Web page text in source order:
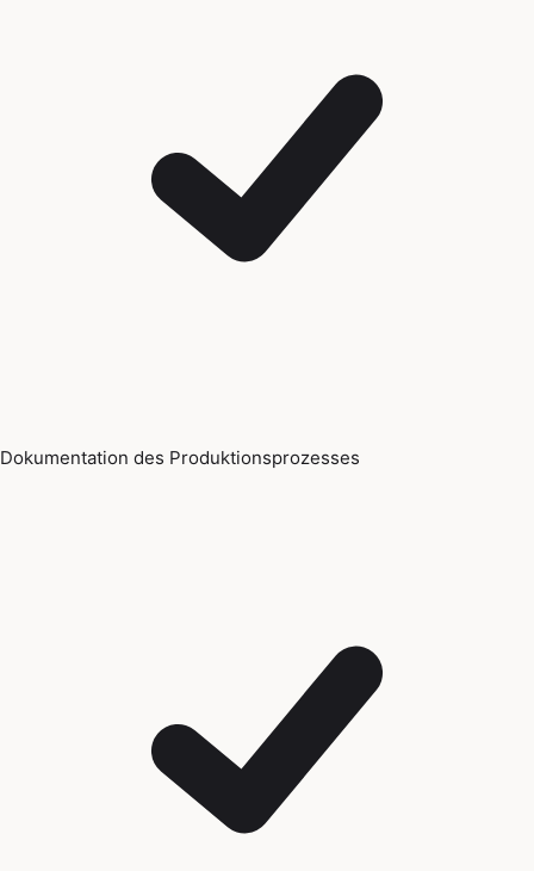
Dokumentation des Produktionsprozesses